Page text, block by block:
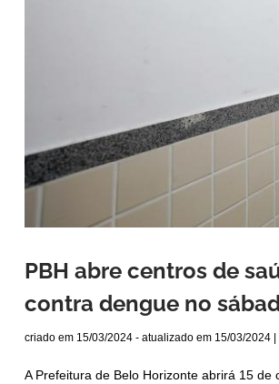
PBH abre centros de
contra dengue no
criado em 15/03/2024 - atualizado em 15/03/2024 |
A Prefeitura de Belo Horizonte abrirá 15